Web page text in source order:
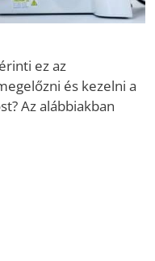
ez az
és kezelni a
Az alábbiakban